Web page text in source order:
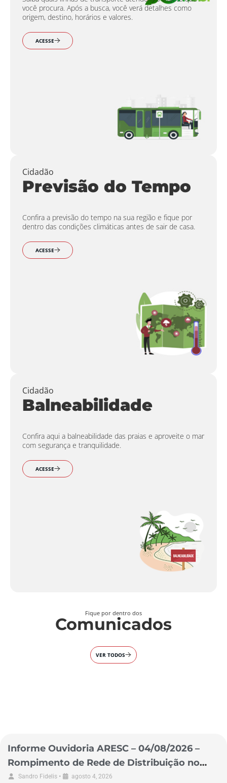
você procura. Após a busca, você verá detalhes como
origem, destino, horários e valores.
ACESSE
Cidadão
Previsão do Tempo
Confira a previsão do tempo na sua região e fique por
dentro das condições climáticas antes de sair de casa.
ACESSE
Cidadão
Balneabilidade
Confira aqui a balneabilidade das praias e aproveite o mar
com segurança e tranquilidade.
ACESSE
Fique por dentro dos
Comunicados
VER TODOS
Informe Ouvidoria ARESC – 04/08/2026 –
Rompimento de Rede de Distribuição no
Município de Garopaba
Sandro Fidelis • agosto 4, 2026